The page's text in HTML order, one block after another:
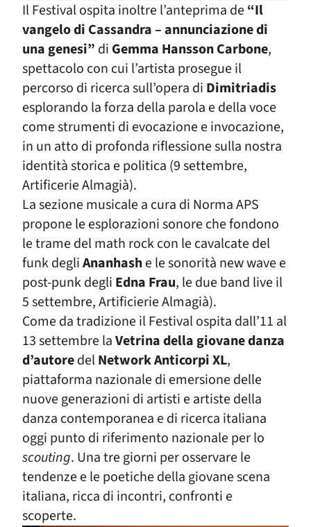
Il Festival ospita inoltre l’anteprima de“Il
vangelo di Cassandra – annunciazione di
una genesi” di Gemma Hansson Carbone,
spettacolo con cui l’artista prosegue il
percorso di ricerca sull’opera di Dimitriadis
esplorando la forza della parola e della voce
come strumenti di evocazione e invocazione,
in un atto di profonda riflessione sulla nostra
identità storica e politica (9 settembre,
Artificerie Almagià).
La sezione musicale a cura di Norma APS
propone le esplorazioni sonore che fondono
le trame del math rock con le cavalcate del
funk degliAnanhashe le sonorità new wave e
post-punk degli Edna Frau, le due band live il
5 settembre, Artificierie Almagià).
Come da tradizione il Festival ospita dall’11 al
13 settembre laVetrina della giovane danza
d’autoredelNetwork Anticorpi XL,
piattaforma nazionale di emersione delle
nuove generazioni di artisti e artiste della
danza contemporanea e di ricerca italiana
oggi punto di riferimento nazionale per lo
scouting. Una tre giorni per osservare le
tendenze e le poetiche della giovane scena
italiana, ricca di incontri, confronti e
scoperte.